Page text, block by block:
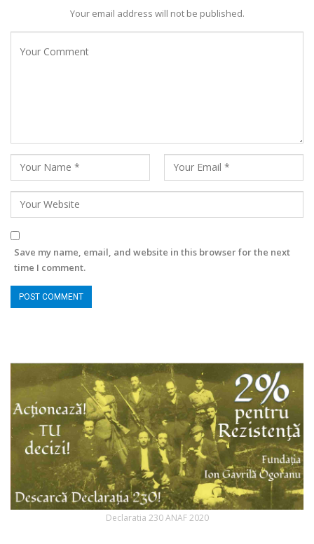
Your email address will not be published.
Save my name, email, and website in this browser for the next
time I comment.
Declaratia 230 ANAF 2020